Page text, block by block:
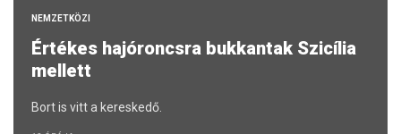
NEMZETKÖZI
Értékes hajóroncsra bukkantak Szicília
mellett
Bort is vitt a kereskedő.